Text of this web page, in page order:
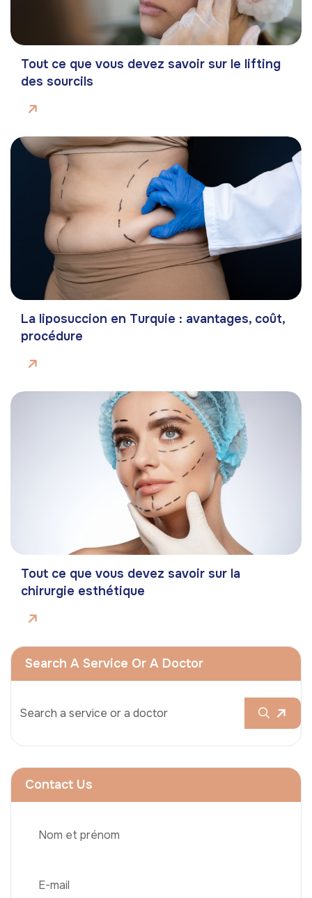
Tout ce que vous devez savoir sur le lifting
des sourcils
La liposuccion en Turquie : avantages, coût,
procédure
Tout ce que vous devez savoir sur la
chirurgie esthétique
Search A Service Or A Doctor
Contact Us